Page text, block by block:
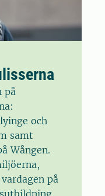
på
och
samt
Wången.
på